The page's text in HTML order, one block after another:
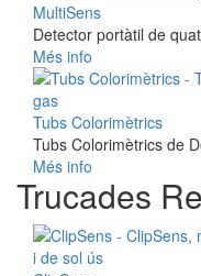
MultiSens
Detector portàtil de
Més info
Tubs Colorimètrics
Tubs Colorimètrics de
Més info
Trucades